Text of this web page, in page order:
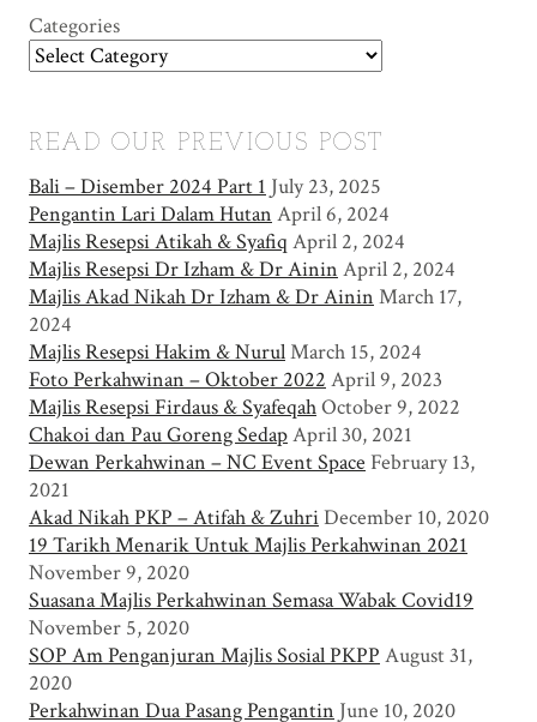
Categories
READ OUR PREVIOUS POST
Bali – Disember 2024 Part 1 July 23, 2025
Pengantin Lari Dalam Hutan April 6, 2024
Majlis Resepsi Atikah & Syafiq April 2, 2024
Majlis Resepsi Dr Izham & Dr Ainin April 2, 2024
Majlis Akad Nikah Dr Izham & Dr Ainin March 17,
2024
Majlis Resepsi Hakim & NurulMarch 15, 2024
Foto Perkahwinan – Oktober 2022 April 9, 2023
Majlis Resepsi Firdaus & SyafeqahOctober 9, 2022
Chakoi dan Pau Goreng SedapApril 30, 2021
Dewan Perkahwinan – NC Event Space February 13,
2021
Akad Nikah PKP – Atifah & ZuhriDecember 10, 2020
19 Tarikh Menarik Untuk Majlis Perkahwinan 2021
November 9, 2020
Suasana Majlis Perkahwinan Semasa Wabak Covid19
November 5, 2020
SOP Am Penganjuran Majlis Sosial PKPP August 31,
2020
Perkahwinan Dua Pasang Pengantin June 10, 2020